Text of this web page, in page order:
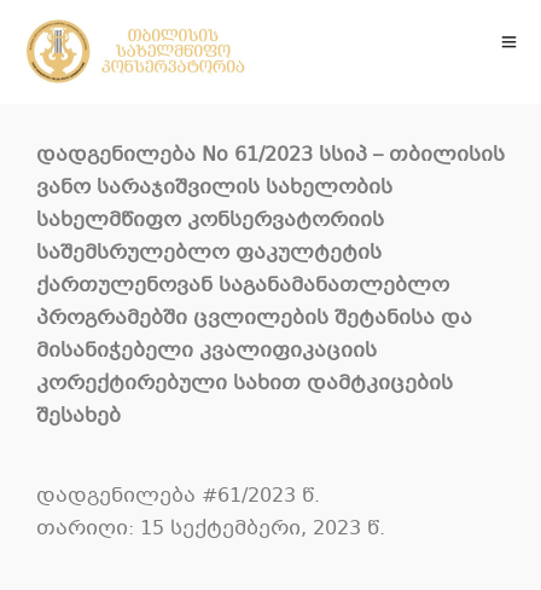
დადგენილება No 61/2023 სსიპ – თბილისის
ვანო სარაჯიშვილის სახელობის
სახელმწიფო კონსერვატორიის
საშემსრულებლო ფაკულტეტის
ქართულენოვან საგანამანათლებლო
პროგრამებში ცვლილების შეტანისა და
მისანიჭებელი კვალიფიკაციის
კორექტირებული სახით დამტკიცების
შესახებ
დადგენილება #61/2023 წ.
თარიღი: 15 სექტემბერი, 2023 წ.